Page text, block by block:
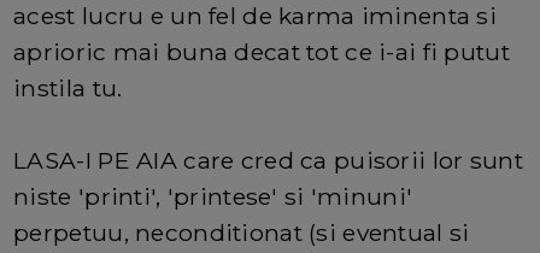
acest lucru e un fel de karma iminenta si
aprioric mai buna decat tot ce i-ai fi putut
instila tu.
LASA-I PE AIA care cred ca puisorii lor sunt
niste 'printi', 'printese' si 'minuni'
perpetuu, neconditionat (si eventual si